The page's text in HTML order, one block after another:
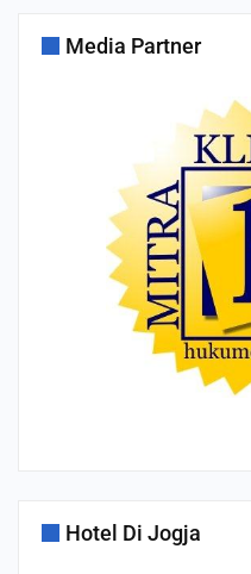
Media Partner
Hotel Di Jogja